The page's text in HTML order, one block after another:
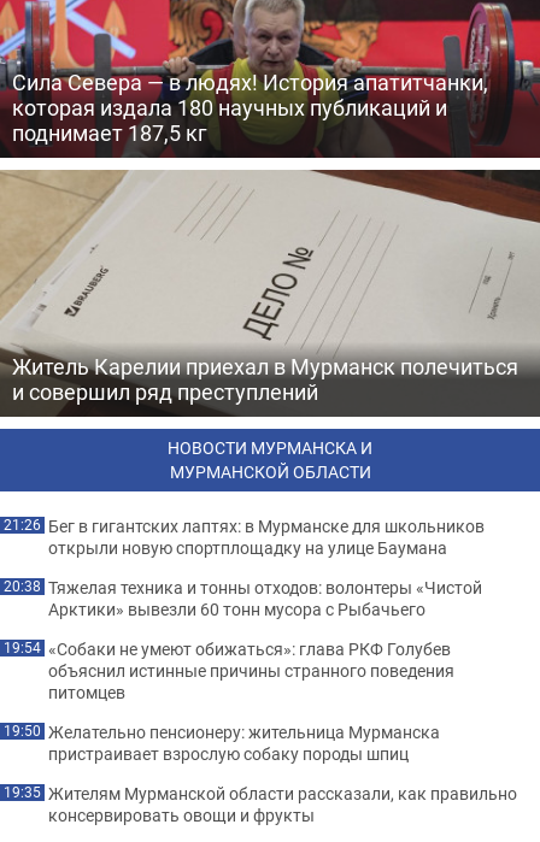
Сила Севера — в людях! История апатитчанки,
которая издала 180 научных публикаций и
поднимает 187,5 кг
Житель Карелии приехал в Мурманск полечиться
и совершил ряд преступлений
НОВОСТИ МУРМАНСКА И
МУРМАНСКОЙ ОБЛАСТИ
21:26 Бег в гигантских лаптях: в Мурманске для школьников
открыли новую спортплощадку на улице Баумана
20:38 Тяжелая техника и тонны отходов: волонтеры «Чистой
Арктики» вывезли 60 тонн мусора с Рыбачьего
19:54 «Собаки не умеют обижаться»: глава РКФ Голубев
объяснил истинные причины странного поведения
питомцев
19:50 Желательно пенсионеру: жительница Мурманска
пристраивает взрослую собаку породы шпиц
19:35 Жителям Мурманской области рассказали, как правильно
консервировать овощи и фрукты